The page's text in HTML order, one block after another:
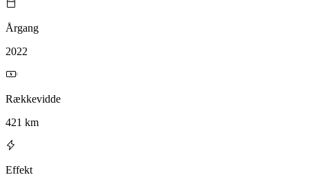
Årgang
2022
Rækkevidde
421 km
Effekt